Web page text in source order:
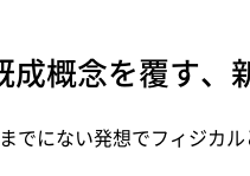
成概念を覆す、
でにない発想でフィジカ